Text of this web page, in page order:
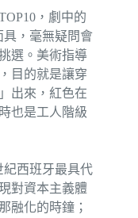
，劇中的
具，毫無疑問會
選。美術指導
目的就是讓穿
出來，紅色在
也是工人階級
紀西班牙最具代
對資本主義體
融化的時鐘；